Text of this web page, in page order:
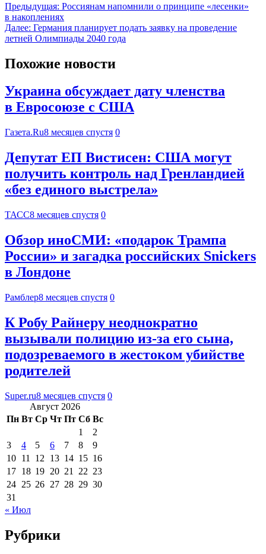
Предыдущая: Россиянам напомнили о принципе «лесенки»
в накоплениях
Далее: Германия планирует подать заявку на проведение
летней Олимпиады 2040 года
Похожие новости
Украина обсуждает дату членства
в Евросоюзе с США
Газета.Ru8 месяцев спустя 0
Депутат ЕП Вистисен: США могут
получить контроль над Гренландией
«без единого выстрела»
ТАСС8 месяцев спустя 0
Обзор иноСМИ: «подарок Трампа
России» и загадка российских Snickers
в Лондоне
Рамблер8 месяцев спустя 0
К Робу Райнеру неоднократно
вызывали полицию из-за его сына,
подозреваемого в жестоком убийстве
родителей
Super.ru8 месяцев спустя 0
Август 2026
Пн Вт Ср Чт Пт Сб Вс
1
2
3
4 5 6 7 8
9
10 11 12 13 14 15 16
17 18 19 20 21 22 23
24 25 26 27 28 29 30
31
« Июл
Рубрики